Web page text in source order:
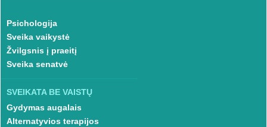
Psichologija
Sveika vaikystė
Žvilgsnis į praeitį
Sveika senatvė
SVEIKATA BE VAISTŲ
Gydymas augalais
Alternatyvios terapijos